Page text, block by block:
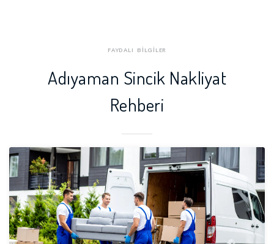
FAYDALI BİLGİLER
Adıyaman Sincik Nakliyat
Rehberi